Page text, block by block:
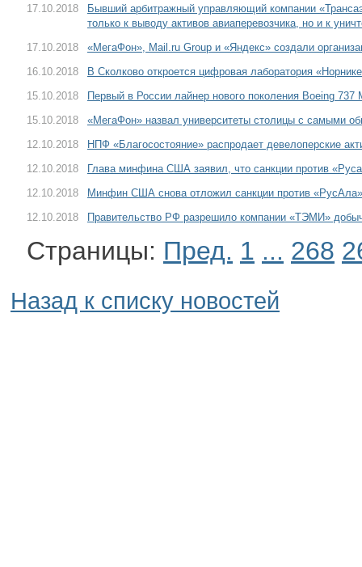
17.10.2018
Бывший арбитражный управляющий компании
только к выводу активов авиаперевозчика, но и к
17.10.2018
«МегаФон», Mail.ru Group и «Яндекс» создали
16.10.2018
В Сколково откроется цифровая лаборатория
15.10.2018
Первый в России лайнер нового поколения Boeing 737
15.10.2018
«МегаФон» назвал университеты столицы с самыми
12.10.2018
НПФ «Благосостояние» распродает девелоперские
12.10.2018
Глава минфина США заявил, что санкции против
12.10.2018
Минфин США снова отложил санкции против
12.10.2018
Правительство РФ разрешило компании «ТЭМИ»
Страницы: Пред. 1 ... 268
Назад к списку новостей